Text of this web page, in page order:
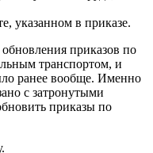
указанном в приказе.
приказов по
транспортом, и
ранее вообще. Именно
с затронутыми
приказы по